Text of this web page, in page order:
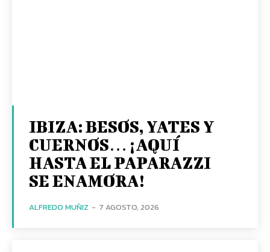
IBIZA: BESOS, YATES Y
CUERNOS… ¡AQUÍ
HASTA EL PAPARAZZI
SE ENAMORA!
ALFREDO MUÑIZ - 7 AGOSTO, 2026